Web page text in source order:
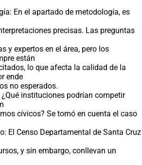
En el apartado de metodología, es
precisas. Las preguntas
y expertos en el área, pero los
están
lo que afecta la calidad de la
ende
no esperados.
¿Qué instituciones podrían competir
cívicos? Se tomó en cuenta el caso
El Censo Departamental de Santa Cruz
y sin embargo, conllevan un